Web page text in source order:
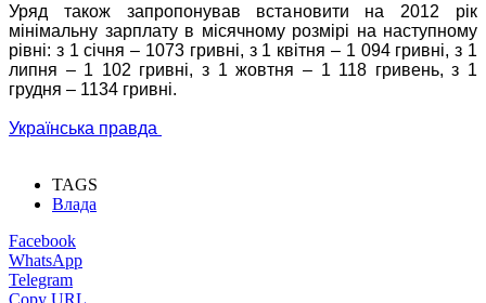
Уряд також запропонував встановити на 2012 рік
мінімальну зарплату в місячному розмірі на наступному
рівні: з 1 січня – 1073 гривні, з 1 квітня – 1 094 гривні, з 1
липня – 1 102 гривні, з 1 жовтня – 1 118 гривень, з 1
грудня – 1134 гривні.
Українська правда
TAGS
Влада
Facebook
WhatsApp
Telegram
Copy URL